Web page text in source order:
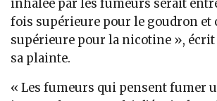
inhalée par les fumeurs serait
fois supérieure pour le goudron et
supérieure pour la nicotine », écrit
sa plainte.
« Les fumeurs qui pensent fumer